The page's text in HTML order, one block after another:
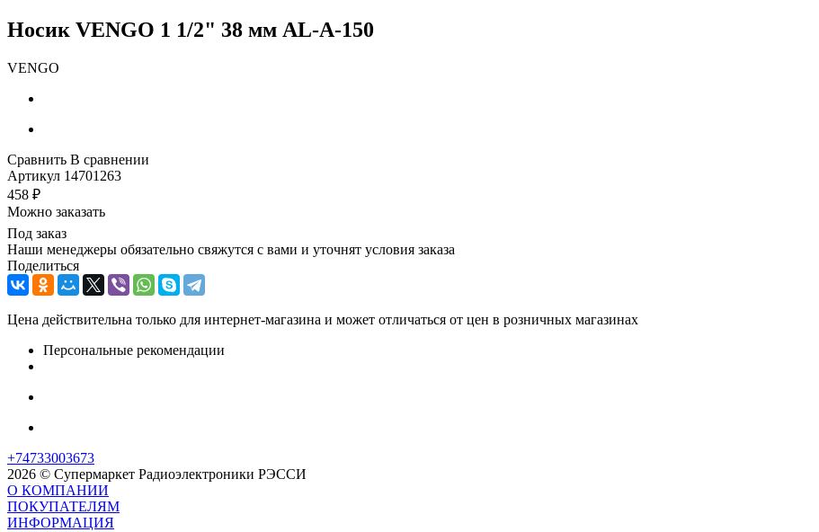
Носик VENGO 1 1/2" 38 мм AL-A-150
VENGO
Сравнить В сравнении
Артикул 14701263
458 ₽
Можно заказать
Под заказ
Наши менеджеры обязательно свяжутся с вами и уточнят условия заказа
Поделиться
Цена действительна только для интернет-магазина и может отличаться от цен в розничных магазинах
Персональные рекомендации
+74733003673
2026 © Супермаркет Радиоэлектроники РЭССИ
О КОМПАНИИ
ПОКУПАТЕЛЯМ
ИНФОРМАЦИЯ